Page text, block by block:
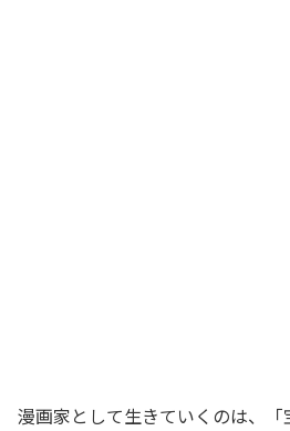
漫画家として生きていくのは、「